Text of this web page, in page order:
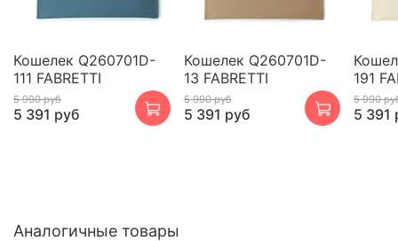
Кошелек Q260701D-
111 FABRETTI
5 990 руб
5 391 руб
Кошелек Q260701D-
13 FABRETTI
5 990 руб
5 391 руб
191
5 990
5 391
Аналогичные товары